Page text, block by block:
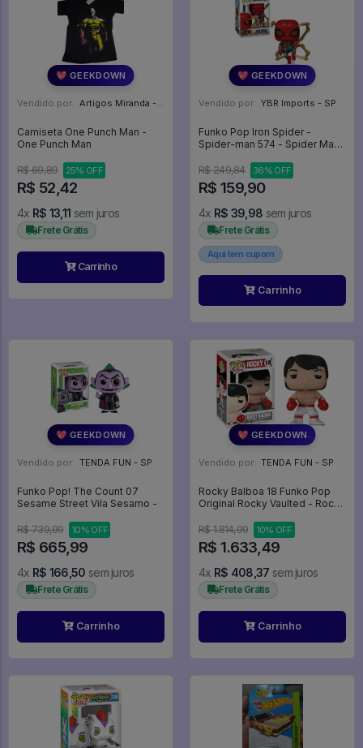
💖 GEEKDOWN
Vendido por: Artigos Miranda - RJ
Camiseta One Punch Man -
One Punch Man
R$ 69,89 25% OFF
R$ 52,42
4x R$ 13,11 sem juros
Frete Grátis
Carrinho
💖 GEEKDOWN
Vendido por: YBR Imports - SP
Funko Pop Iron Spider -
Spider-man 574 - Spider Man
R$ 249,84
36% OFF
R$ 159,90
4x R$ 39,98 sem juros
Frete Grátis
Aqui tem cupom
Carrinho
💖 GEEKDOWN
Vendido por: TENDA FUN - SP
Funko Pop! The Count 07
Sesame Street Vila Sesamo -
R$ 739,99 10% OFF
R$ 665,99
4x R$ 166,50 sem juros
Frete Grátis
Carrinho
💖 GEEKDOWN
Vendido por: TENDA FUN - SP
Rocky Balboa 18 Funko Pop
Original Rocky Vaulted - Rocky
- FUNKO POP #18
R$ 1.814,99 10% OFF
R$ 1.633,49
4x R$ 408,37 sem juros
Frete Grátis
Carrinho